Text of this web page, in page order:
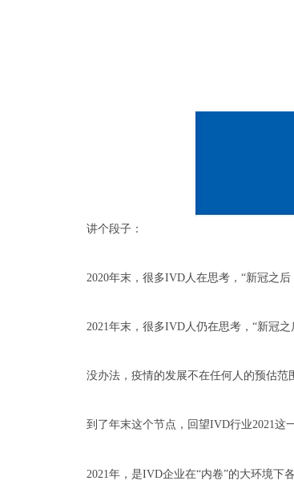
讲个段子：
2020年末， 很多IVD人在思考，“新冠之后
2021年末， 很多IVD人仍在思考，“新冠之
没办法，疫情的发展不在任何人的预估范
到了年末这个节点，回望IVD行业2021这
2021年，是IVD企业在“内卷”的大环境下